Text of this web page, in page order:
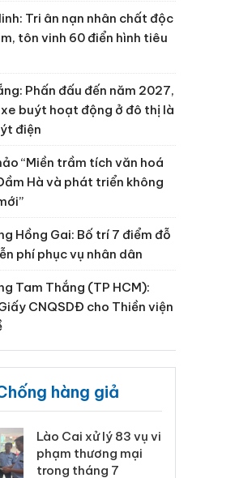
Tri ân nạn nhân chất độc
tôn vinh 60 điển hình tiêu
Phấn đấu đến năm 2027,
xe buýt hoạt động ở đô thị là
điện
“Miền trầm tích văn hoá
Hà và phát triển không
Hồng Gai: Bố trí 7 điểm đỗ
phí phục vụ nhân dân
Tam Thắng (TP HCM):
CNQSDĐ cho Thiền viện
hàng giả
Lào Cai xử lý 83 vụ vi
phạm thương mại
trong tháng 7